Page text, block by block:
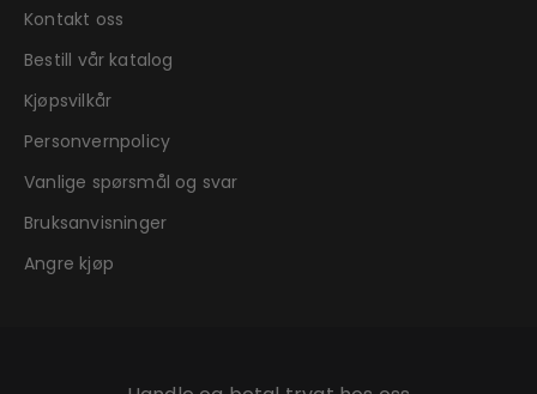
Kontakt oss
Bestill vår katalog
Kjøpsvilkår
Personvernpolicy
Vanlige spørsmål og svar
Bruksanvisninger
Angre kjøp